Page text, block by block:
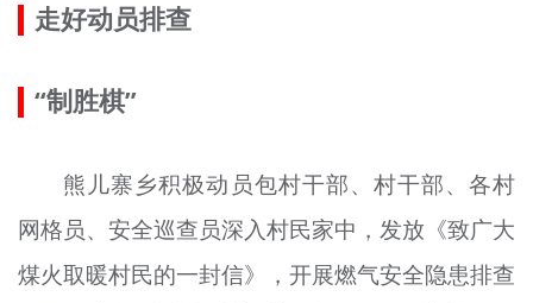
走好动员排查
“制胜棋”
熊儿寨乡积极动员包村干部、村干部、各村
网格员、安全巡查员深入村民家中，发放《致广大
煤火取暖村民的一封信》，开展燃气安全隐患排查